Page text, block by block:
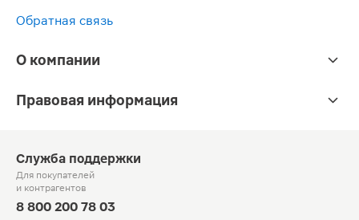
Обратная связь
О компании
Правовая информация
Служба поддержки
Для покупателей
и контрагентов
8 800 200 78 03